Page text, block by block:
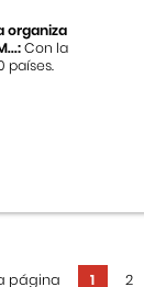
organiza
Con la
países.
página 1 2